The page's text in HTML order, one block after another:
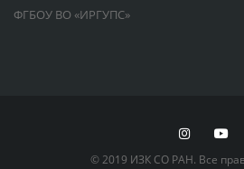
ФГБОУ ВО «ИРГУПС»
© 2019 ИЗК СО РАН. Все